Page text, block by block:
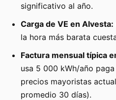
significativo al año.
Carga de VE en Alvesta:
la hora más barata
Factura mensual típica
usa 5 000 kWh/año
precios mayoristas
promedio 30 días).